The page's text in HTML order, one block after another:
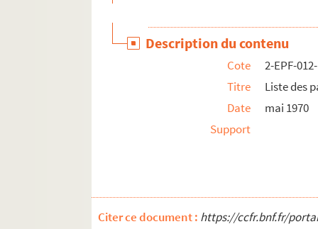
Description du contenu
Cote
2-EPF-
Titre
Liste des
Date
mai 1970
Support
Citer ce document : https://ccfr.bnf.fr/